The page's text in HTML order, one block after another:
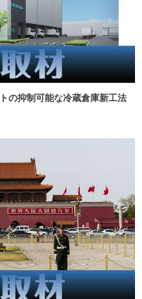
の抑制可能な冷蔵倉庫新工法